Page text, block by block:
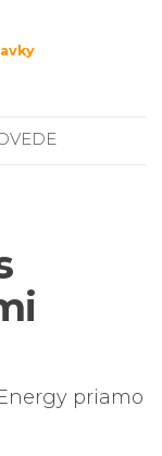
priamo